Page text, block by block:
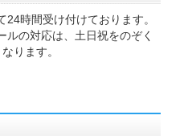
24時間受け付けております。
ルの対応は、土日祝をのぞく
ります。